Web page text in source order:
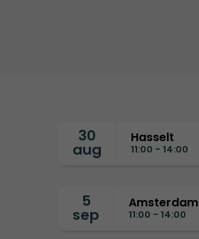
30
aug
Hasselt
11:00 - 14:00
5
sep
Amsterdam
11:00 - 14:00